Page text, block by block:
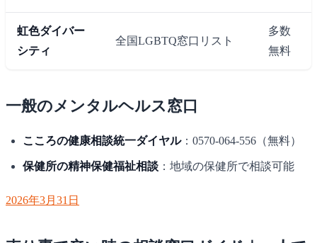
虹色ダイバー
シティ
全国LGBTQ窓口リスト
多数
無料
一般のメンタルヘルス窓口
こころの健康相談統一ダイヤル：0570-064-556（無料）
保健所の精神保健福祉相談 ：地域の保健所で相談可能
2026年3月31日